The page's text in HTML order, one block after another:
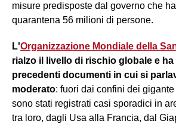
misure predisposte dal governo che
quarantena 56 milioni di persone.
L'Organizzazione Mondiale della
rialzo il livello di rischio globale e
precedenti documenti in cui si
moderato: fuori dai confini dei
sono stati registrati casi sporadici in
tra loro, dagli Usa alla Francia, dal